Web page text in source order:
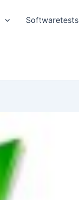
Softwaretests